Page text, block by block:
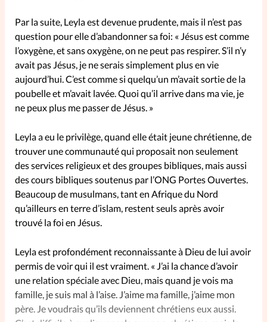
Par la suite, Leyla est devenue prudente, mais il n’est pas
question pour elle d’abandonner sa foi: « Jésus est comme
l’oxygène, et sans oxygène, on ne peut pas respirer. S’il n’y
avait pas Jésus, je ne serais simplement plus en vie
aujourd’hui. C’est comme si quelqu’un m’avait sortie de la
poubelle et m’avait lavée. Quoi qu’il arrive dans ma vie, je
ne peux plus me passer de Jésus. »
Leyla a eu le privilège, quand elle était jeune chrétienne, de
trouver une communauté qui proposait non seulement
des services religieux et des groupes bibliques, mais aussi
des cours bibliques soutenus par l’ONG Portes Ouvertes.
Beaucoup de musulmans, tant en Afrique du Nord
qu’ailleurs en terre d’islam, restent seuls après avoir
trouvé la foi en Jésus.
Leyla est profondément reconnaissante à Dieu de lui avoir
permis de voir qui il est vraiment. « J’ai la chance d’avoir
une relation spéciale avec Dieu, mais quand je vois ma
famille, je suis mal à l’aise. J’aime ma famille, j’aime mon
père. Je voudrais qu’ils deviennent chrétiens eux aussi.